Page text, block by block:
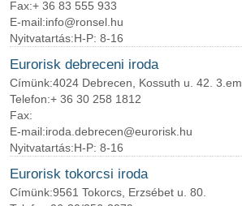
Fax:+ 36 83 555 933
E-mail:info@ronsel.hu
Nyitvatartás:H-P: 8-16
Eurorisk debreceni iroda
Címünk:4024 Debrecen, Kossuth u. 42. 3.em.
Telefon:+ 36 30 258 1812
Fax:
E-mail:iroda.debrecen@eurorisk.hu
Nyitvatartás:H-P: 8-16
Eurorisk tokorcsi iroda
Címünk:9561 Tokorcs, Erzsébet u. 80.